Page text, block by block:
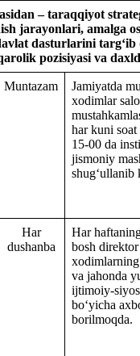
– taraqqiyot
jarayonlari, amalga
dasturlarini
pozisiyasi va
Muntazam
Jamiyatda
xodimlar
har kuni
15-00 da
jismoniy
shug‘ullanib
Har
dushanba
Har
bosh
va jahonda
ijtimoiy-
bo‘yicha
borilmoqda.